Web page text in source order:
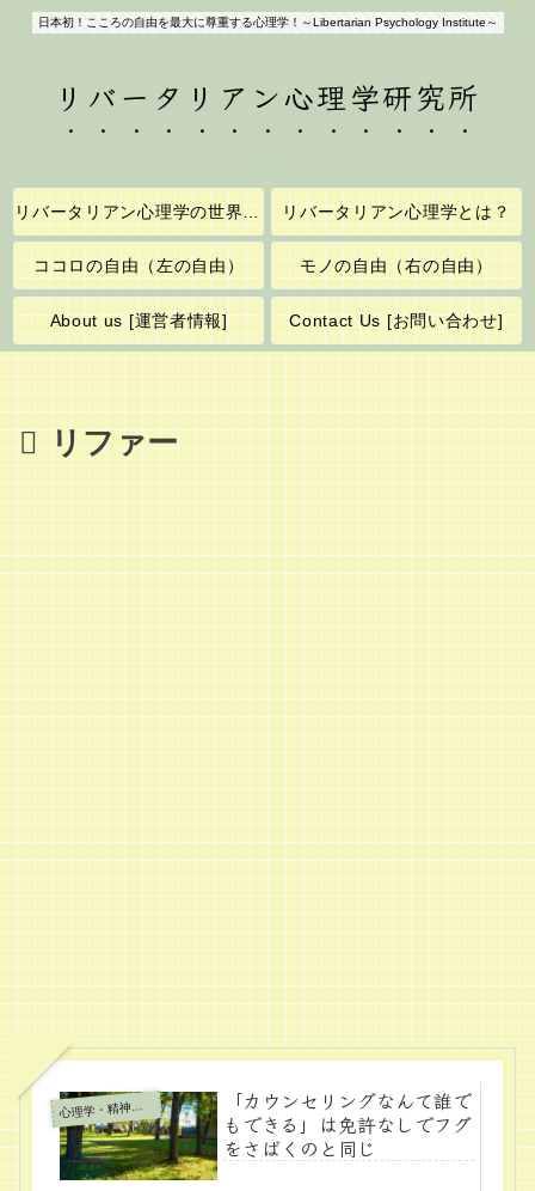
日本初！こころの自由を最大に尊重する心理学！～Libertarian Psychology Institute～
リバータリアン心理学研究所
リバータリアン心理学の世界へようこそ！ リバータリアン心理学とは？
ココロの自由（左の自由） モノの自由（右の自由）
About us [運営者情報] Contact Us [お問い合わせ]
リファー
心
理学・精神医学
「カウンセリングなんて誰で
もできる」は免許なしでフグ
をさばくのと同じ